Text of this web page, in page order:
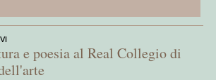
e poesia al Real Collegio di